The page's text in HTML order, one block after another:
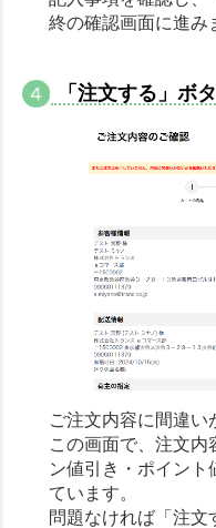
終の確認画面に進み
「注文する」ボ
ご注文内容に間違い
この画面で、注文内
ン値引き・ポイン
ています。
問題なければ「注文